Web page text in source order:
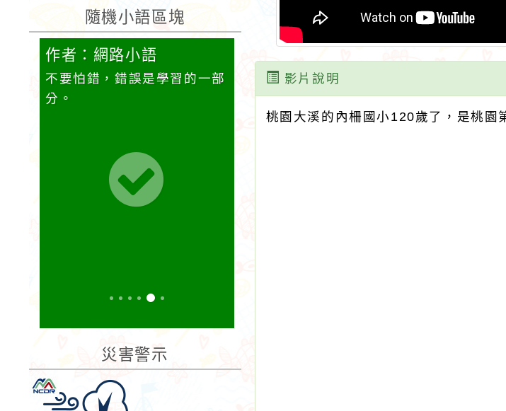
隨機小語區塊
作者：網路小語
不要怕錯，錯誤是學習的一部
分。
活著一天，就是有福氣，就該
珍惜。當我哭泣我沒有鞋子穿
的時候，我發現有人卻沒有
災害警示
影片說明
桃園大溪的內柵國小120歲了，是桃園